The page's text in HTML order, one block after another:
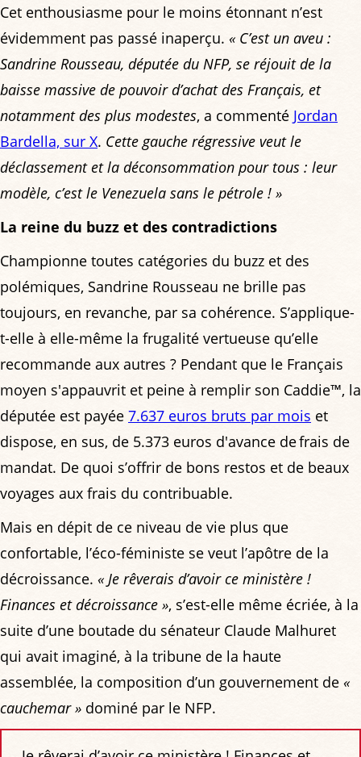
Cet enthousiasme pour le moins étonnant n’est
évidemment pas passé inaperçu. « C’est un aveu :
Sandrine Rousseau, députée du NFP, se réjouit de la
baisse massive de pouvoir d’achat des Français, et
notamment des plus modestes, a commenté Jordan
Bardella, sur X. Cette gauche régressive veut le
déclassement et la déconsommation pour tous : leur
modèle, c’est le Venezuela sans le pétrole ! »
La reine du buzz et des contradictions
Championne toutes catégories du buzz et des
polémiques, Sandrine Rousseau ne brille pas
toujours, en revanche, par sa cohérence. S’applique-
t-elle à elle-même la frugalité vertueuse qu’elle
recommande aux autres ? Pendant que le Français
moyen s'appauvrit et peine à remplir son Caddie™, la
députée est payée 7.637 euros bruts par mois et
dispose, en sus, de 5.373 euros d'avance de frais de
mandat. De quoi s’offrir de bons restos et de beaux
voyages aux frais du contribuable.
Mais en dépit de ce niveau de vie plus que
confortable, l’éco-féministe se veut l’apôtre de la
décroissance. « Je rêverais d’avoir ce ministère !
Finances et décroissance », s’est-elle même écriée, à la
suite d’une boutade du sénateur Claude Malhuret
qui avait imaginé, à la tribune de la haute
assemblée, la composition d’un gouvernement de «
cauchemar » dominé par le NFP.